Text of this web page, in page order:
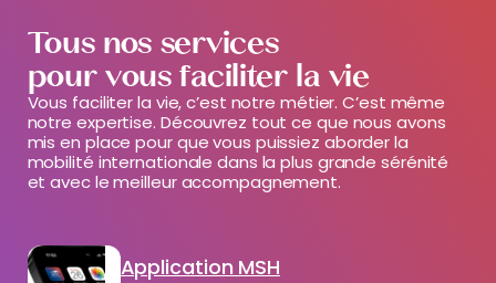
Tous nos services
pour vous faciliter la vie
Vous faciliter la vie, c’est notre métier. C’est même
notre expertise. Découvrez tout ce que nous avons
mis en place pour que vous puissiez aborder la
mobilité internationale dans la plus grande sérénité
et avec le meilleur accompagnement.
Application MSH